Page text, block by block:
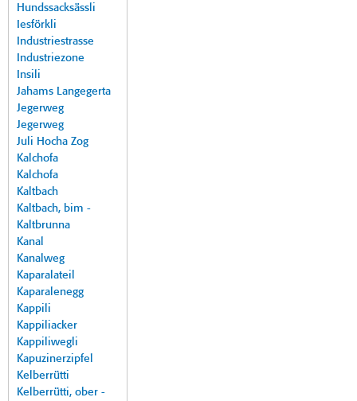
Hundssacksässli
Iesförkli
Industriestrasse
Industriezone
Insili
Jahams Langegerta
Jegerweg
Jegerweg
Juli Hocha Zog
Kalchofa
Kalchofa
Kaltbach
Kaltbach, bim -
Kaltbrunna
Kanal
Kanalweg
Kaparalateil
Kaparalenegg
Kappili
Kappiliacker
Kappiliwegli
Kapuzinerzipfel
Kelberrütti
Kelberrütti, ober -